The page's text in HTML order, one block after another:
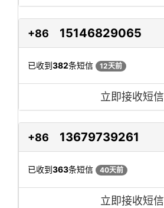
+86 15146829065
已收到382条短信 12天前
立即接收短信
+86 13679739261
已收到363条短信 40天前
立即接收短信